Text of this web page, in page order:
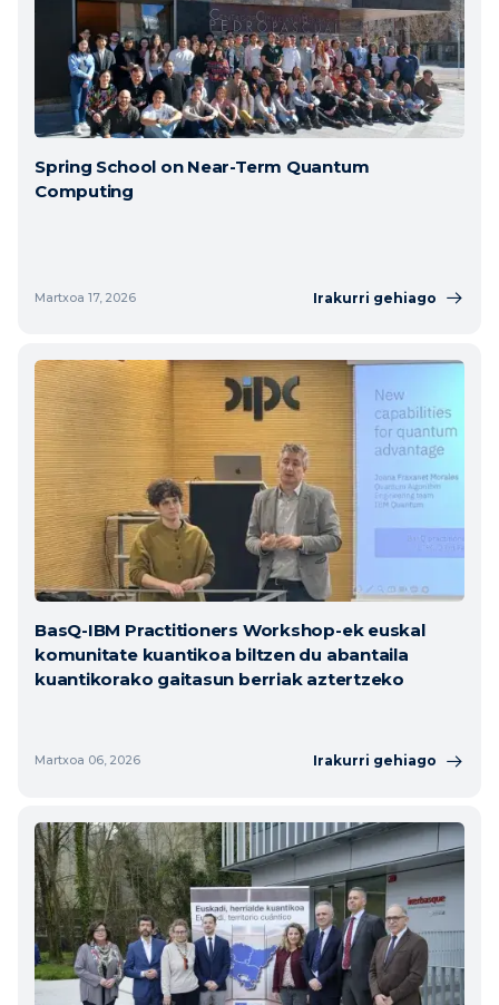
Spring School on Near-Term Quantum
Computing
Martxoa 17, 2026 Irakurri gehiago
BasQ-IBM Practitioners Workshop-ek euskal
komunitate kuantikoa biltzen du abantaila
kuantikorako gaitasun berriak aztertzeko
Martxoa 06, 2026 Irakurri gehiago